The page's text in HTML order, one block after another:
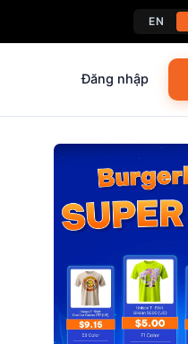
EN
Đăng nhập